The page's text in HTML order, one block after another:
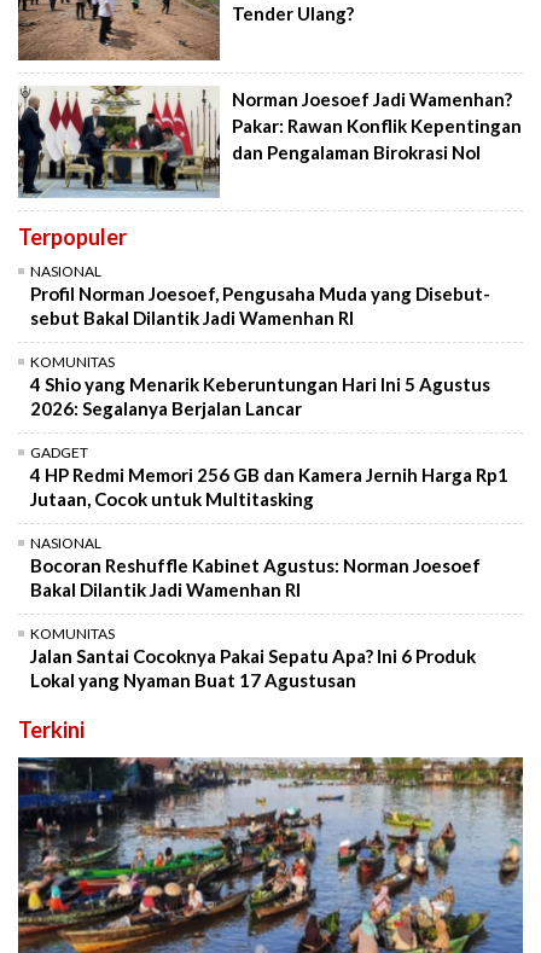
Tender Ulang?
Norman Joesoef Jadi Wamenhan?
Pakar: Rawan Konflik Kepentingan
dan Pengalaman Birokrasi Nol
Terpopuler
NASIONAL
Profil Norman Joesoef, Pengusaha Muda yang Disebut-
sebut Bakal Dilantik Jadi Wamenhan RI
KOMUNITAS
4 Shio yang Menarik Keberuntungan Hari Ini 5 Agustus
2026: Segalanya Berjalan Lancar
GADGET
4 HP Redmi Memori 256 GB dan Kamera Jernih Harga Rp1
Jutaan, Cocok untuk Multitasking
NASIONAL
Bocoran Reshuffle Kabinet Agustus: Norman Joesoef
Bakal Dilantik Jadi Wamenhan RI
KOMUNITAS
Jalan Santai Cocoknya Pakai Sepatu Apa? Ini 6 Produk
Lokal yang Nyaman Buat 17 Agustusan
Terkini